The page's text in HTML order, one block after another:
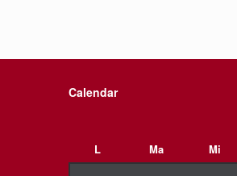
Calendar
L Ma Mi